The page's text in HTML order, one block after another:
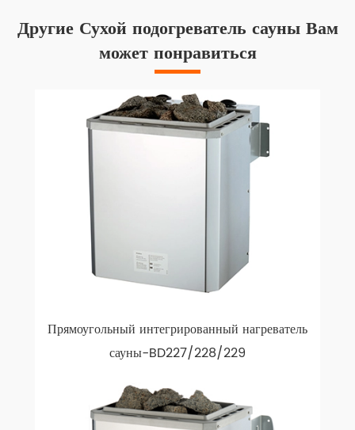
Другие Сухой подогреватель сауны Вам
может понравиться
Прямоугольный интегрированный нагреватель
сауны-BD227/228/229